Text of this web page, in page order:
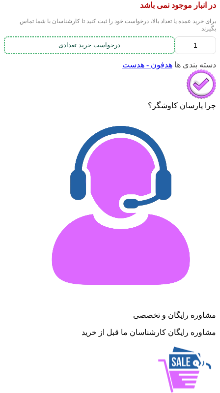
در انبار موجود نمی باشد
برای خرید عمده یا تعداد بالا، درخواست خود را ثبت کنید تا کارشناسان با شما تماس
بگیرند
درخواست خرید تعدادی
دسته بندی ها هدفون - هدست
چرا پارسان کاوشگر؟
مشاوره رایگان و تخصصی
مشاوره رایگان کارشناسان ما قبل از خرید